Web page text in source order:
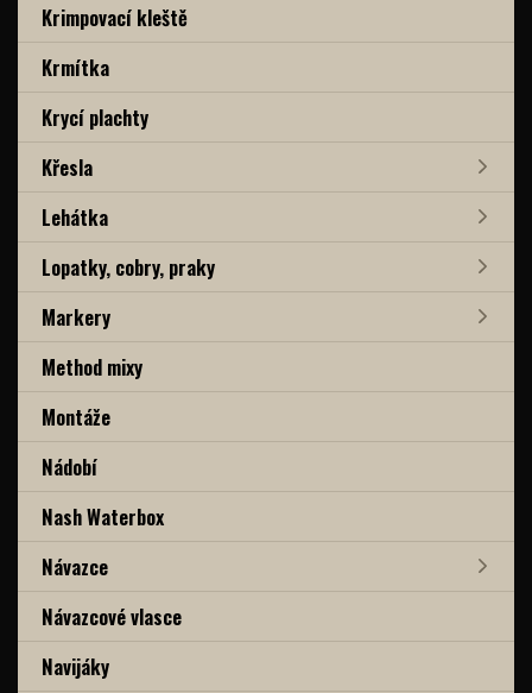
Krimpovací kleště
Krmítka
Krycí plachty
Křesla
Lehátka
Lopatky, cobry, praky
Markery
Method mixy
Montáže
Nádobí
Nash Waterbox
Návazce
Návazcové vlasce
Navijáky